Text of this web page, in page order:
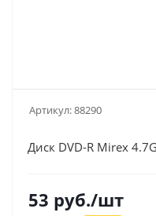
Артикул:88290
Диск DVD-R Mirex
53 руб./шт